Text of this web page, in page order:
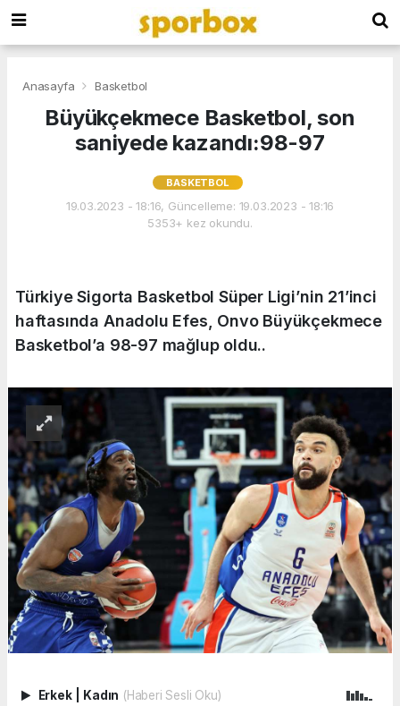
Anasayfa Basketbol
Büyükçekmece Basketbol, son
saniyede kazandı:98-97
BASKETBOL
19.03.2023 - 18:16, Güncelleme: 19.03.2023 - 18:16
5353+ kez okundu.
Türkiye Sigorta Basketbol Süper Ligi’nin 21’inci
haftasında Anadolu Efes, Onvo Büyükçekmece
Basketbol’a 98-97 mağlup oldu..
Erkek Kadın (Haberi Sesli Oku)